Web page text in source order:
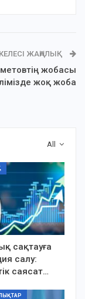
КЕЛЕСІ ЖАҢАЛЫҚ
жобасы
жоқ жоба
All
сақтауға
салу:
саясат…